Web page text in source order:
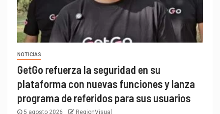
NOTICIAS
GetGo refuerza la seguridad en su
plataforma con nuevas funciones y lanza
programa de referidos para sus usuarios
5 agosto 2026 RegionVisual